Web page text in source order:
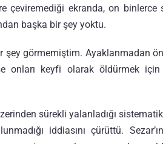
çeviremediği ekranda, on binlerce
başka bir şey yoktu.
şey görmemiştim. Ayaklanmadan
onları keyfi olarak öldürmek için
sürekli yalanladığı
iddiasını çürüttü.